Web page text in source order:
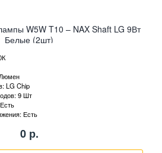
W5W T10 – NAX Shaft LG 9Вт
Белые (2шт)
LG Chip
9 Шт
Есть
0р.